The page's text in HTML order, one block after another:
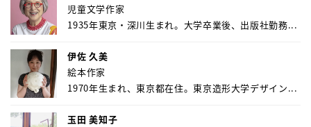
児童文学作家
1935年東京・深川生まれ。大学卒業後、出版社勤務...
伊佐 久美
絵本作家
1970年生まれ、東京都在住。東京造形大学デザイン...
玉田 美知子